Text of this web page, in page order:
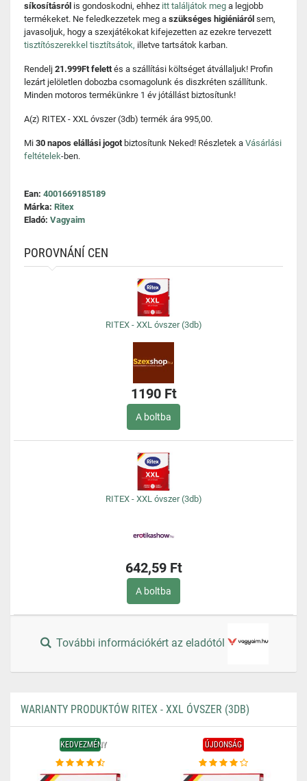
síkosításról is gondoskodni, ehhez itt találjátok meg a legjobb
termékeket. Ne feledkezzetek meg a szükséges higiéniáról sem,
javasoljuk, hogy a szexjátékokat kifejezetten az ezekre tervezett
tisztítószerekkel tisztítsátok, illetve tartsátok karban.
Rendelj 21.999Ft felettés a szállítási költséget átvállaljuk! Profin
lezárt jelöletlen dobozba csomagolunk és diszkréten szállítunk.
Minden motoros termékünkre 1 év jótállást biztosítunk!
A(z) RITEX - XXL óvszer (3db) termék ára 995,00.
Mi 30 napos elállási jogot biztosítunk Neked! Részletek a Vásárlási
feltételek-ben.
Ean: 4001669185189
Márka: Ritex
Eladó: Vagyaim
POROVNÁNÍ CEN
RITEX - XXL óvszer (3db)
1190 Ft
A boltba
RITEX - XXL óvszer (3db)
642,59 Ft
A boltba
További információkért az eladótól
WARIANTY PRODUKTÓW RITEX - XXL ÓVSZER (3DB)
KEDVEZMÉNY ÚJDONSÁG